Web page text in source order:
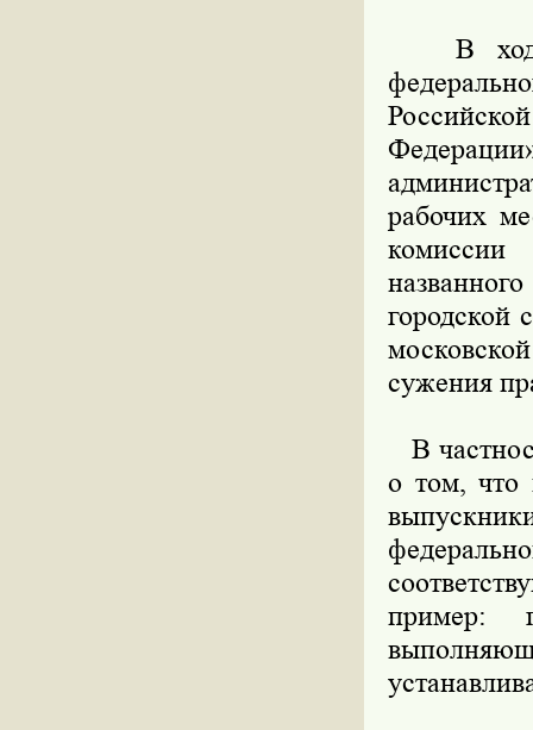
В ходе
рабочих
городской
сужения
В
о том, что
пример: